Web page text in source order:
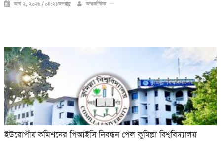
আগ ২, ২০২৬ / ০৪:২১অপরাহ্ণ আন্তর্জাতিক
ইউরোপীয় কমিশনের পিআইসি নিবন্ধন পেল কুমিল্লা বিশ্ববিদ্যালয়